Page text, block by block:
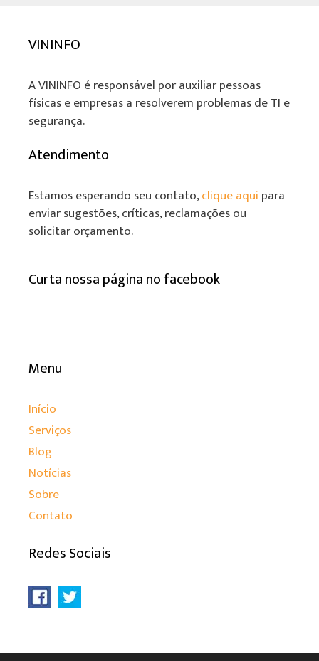
VININFO
A VININFO é responsável por auxiliar pessoas
físicas e empresas a resolverem problemas de TI e
segurança.
Atendimento
Estamos esperando seu contato,clique aqui para
enviar sugestões, críticas, reclamações ou
solicitar orçamento.
Curta nossa página no facebook
Menu
Início
Serviços
Blog
Notícias
Sobre
Contato
Redes Sociais